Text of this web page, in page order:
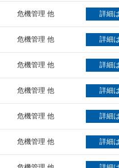
危機管理 他 詳細
危機管理 他 詳細
危機管理 他 詳細
危機管理 他 詳細
危機管理 他 詳細
危機管理 他 詳細